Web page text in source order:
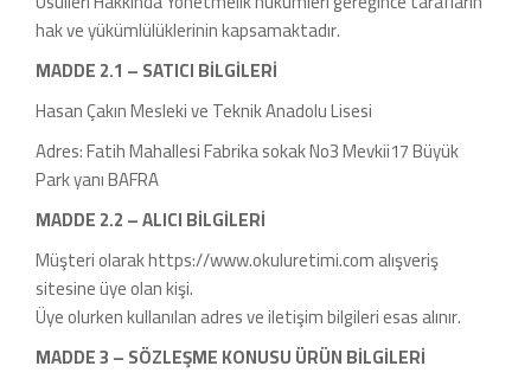
hak ve yükümlülüklerinin kapsamaktadır.
MADDE 2.1 – SATICI BİLGİLERİ
Hasan Çakın Mesleki ve Teknik Anadolu Lisesi
Adres: Fatih Mahallesi Fabrika sokak No3 Mevkii17 Büyük
Park yanı BAFRA
MADDE 2.2 – ALICI BİLGİLERİ
Müşteri olarak https://www.okuluretimi.com alışveriş
sitesine üye olan kişi.
Üye olurken kullanılan adres ve iletişim bilgileri esas alınır.
MADDE 3 – SÖZLEŞME KONUSU ÜRÜN BİLGİLERİ